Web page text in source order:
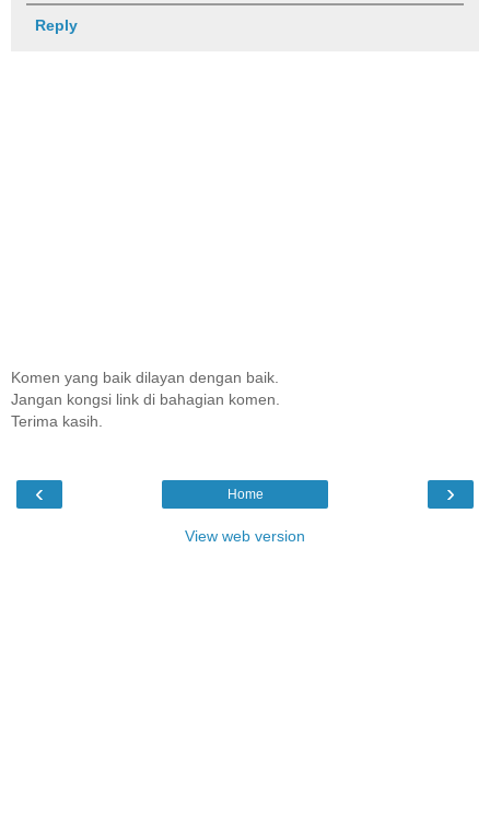
Reply
Komen yang baik dilayan dengan baik.
Jangan kongsi link di bahagian komen.
Terima kasih.
‹ ›
Home
View web version